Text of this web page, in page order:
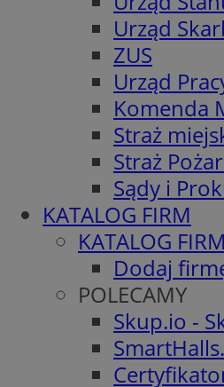
Urząd
ZUS
Urząd
Komenda
Straż
Straż
Sądy i
KATALOG FIRM
KATALOG FIRM
Dodaj
POLECAMY
Skup.io -